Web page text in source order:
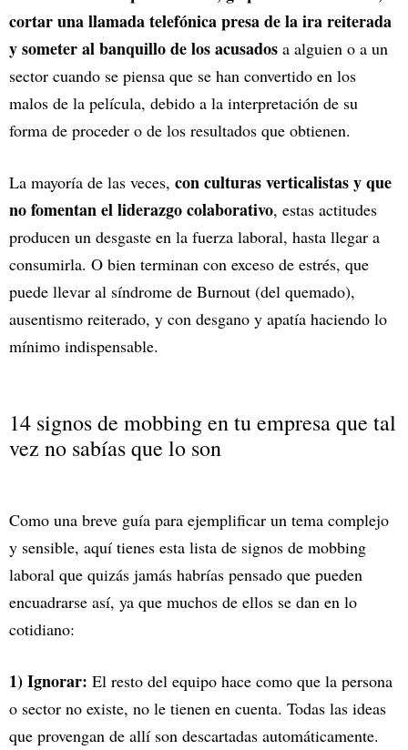
cortar una llamada telefónica presa de la ira reiterada
y someter al banquillo de los acusados a alguien o a un
sector cuando se piensa que se han convertido en los
malos de la película, debido a la interpretación de su
forma de proceder o de los resultados que obtienen.
La mayoría de las veces, con culturas verticalistas y que
no fomentan el liderazgo colaborativo, estas actitudes
producen un desgaste en la fuerza laboral, hasta llegar a
consumirla. O bien terminan con exceso de estrés, que
puede llevar al síndrome de Burnout (del quemado),
ausentismo reiterado, y con desgano y apatía haciendo lo
mínimo indispensable.
14 signos de mobbing en tu empresa que tal
vez no sabías que lo son
Como una breve guía para ejemplificar un tema complejo
y sensible, aquí tienes esta lista de signos de mobbing
laboral que quizás jamás habrías pensado que pueden
encuadrarse así, ya que muchos de ellos se dan en lo
cotidiano:
1) Ignorar: El resto del equipo hace como que la persona
o sector no existe, no le tienen en cuenta. Todas las ideas
que provengan de allí son descartadas automáticamente.